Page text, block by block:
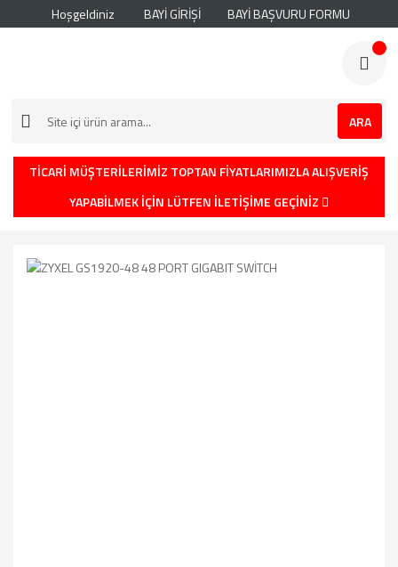
Hoşgeldiniz BAYİ GİRİŞİ BAYİ BAŞVURU FORMU
ARA
TİCARİ MÜŞTERİLERİMİZ TOPTAN FİYATLARIMIZLA ALIŞVERİŞ
YAPABİLMEK İÇİN LÜTFEN İLETİŞİME GEÇİNİZ